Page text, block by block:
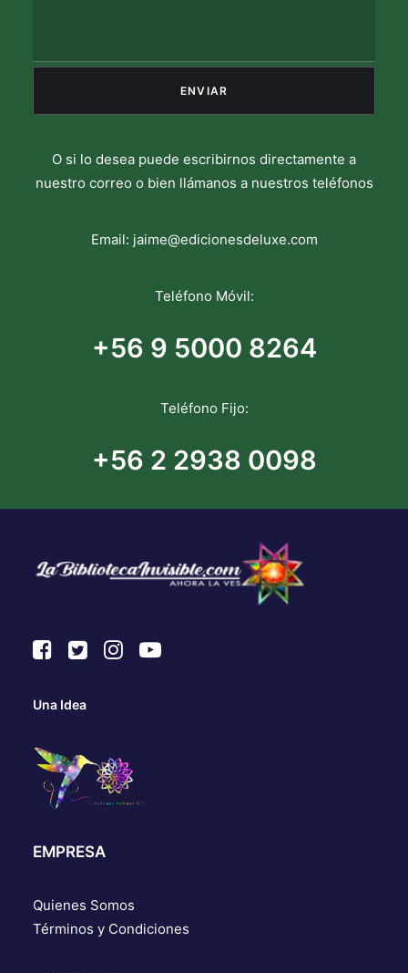
O si lo desea puede escribirnos directamente a
nuestro correo o bien llámanos a nuestros teléfonos
Email: jaime@edicionesdeluxe.com
Teléfono Móvil:
+56 9 5000 8264
Teléfono Fijo:
+56 2 2938 0098
Una Idea
EMPRESA
Quienes Somos
Términos y Condiciones